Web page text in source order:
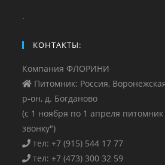
.
КОНТАКТЫ:
Компания ФЛОРИНИ
Питомник: Россия,
р-он, д. Богданово
(с 1 ноября по 1 апреля
звонку")
тел: +7 (915) 544 17 77
тел: +7 (473) 300 32 59